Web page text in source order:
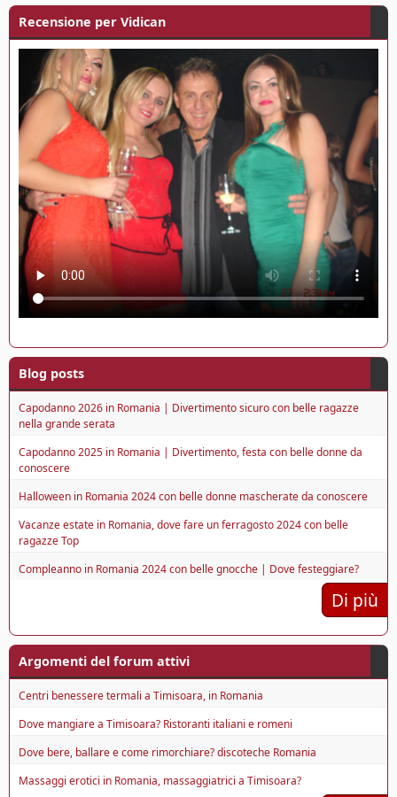
Recensione per Vidican
Blog posts
Capodanno 2026 in Romania | Divertimento sicuro con belle ragazze
nella grande serata
Capodanno 2025 in Romania | Divertimento, festa con belle donne da
conoscere
Halloween in Romania 2024 con belle donne mascherate da conoscere
Vacanze estate in Romania, dove fare un ferragosto 2024 con belle
ragazze Top
Compleanno in Romania 2024 con belle gnocche | Dove festeggiare?
Di più
Argomenti del forum attivi
Centri benessere termali a Timisoara, in Romania
Dove mangiare a Timisoara? Ristoranti italiani e romeni
Dove bere, ballare e come rimorchiare? discoteche Romania
Massaggi erotici in Romania, massaggiatrici a Timisoara?